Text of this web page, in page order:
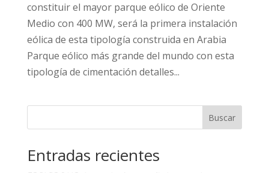
constituir el mayor parque eólico de Oriente
Medio con 400 MW, será la primera instalación
eólica de esta tipología construida en Arabia
Parque eólico más grande del mundo con esta
tipología de cimentación detalles...
Buscar
Entradas recientes